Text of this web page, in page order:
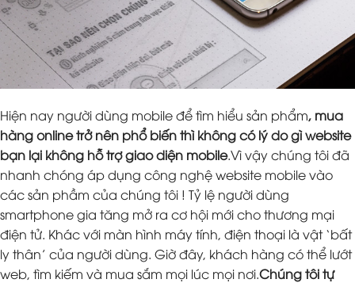
Hiện nay người dùng mobile để tìm hiểu sản phẩm, mua
hàng online trở nên phổ biến thì không có lý do gì website
bạn lại không hỗ trợ giao diện mobile.Vì vậy chúng tôi đã
nhanh chóng áp dụng công nghệ website mobile vào
các sản phầm của chúng tôi ! Tỷ lệ người dùng
smartphone gia tăng mở ra cơ hội mới cho thương mại
điện tử. Khác với màn hình máy tính, điện thoại là vật ‘bất
ly thân’ của người dùng. Giờ đây, khách hàng có thể lướt
web, tìm kiếm và mua sắm mọi lúc mọi nơi.Chúng tôi tự